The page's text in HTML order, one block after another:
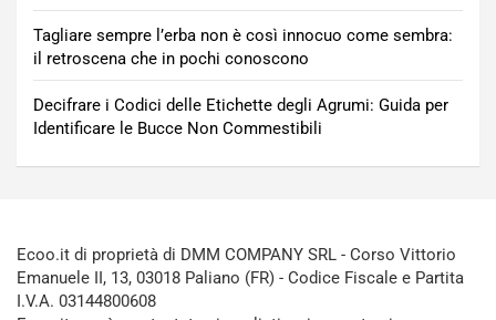
Tagliare sempre l’erba non è così innocuo come sembra:
il retroscena che in pochi conoscono
Decifrare i Codici delle Etichette degli Agrumi: Guida per
Identificare le Bucce Non Commestibili
Ecoo.it di proprietà di DMM COMPANY SRL - Corso Vittorio
Emanuele II, 13, 03018 Paliano (FR) - Codice Fiscale e Partita
I.V.A. 03144800608